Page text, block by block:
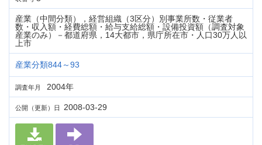
産業（中間分類），経営組織（3区分）別事業所数・従業者
数・収入額・経費総額・給与支給総額・設備投資額（調査対象
産業のみ）－都道府県，14大都市，県庁所在市・人口30万人以
上市
産業分類844～93
調査年月 2004年
公開（更新）日 2008-03-29